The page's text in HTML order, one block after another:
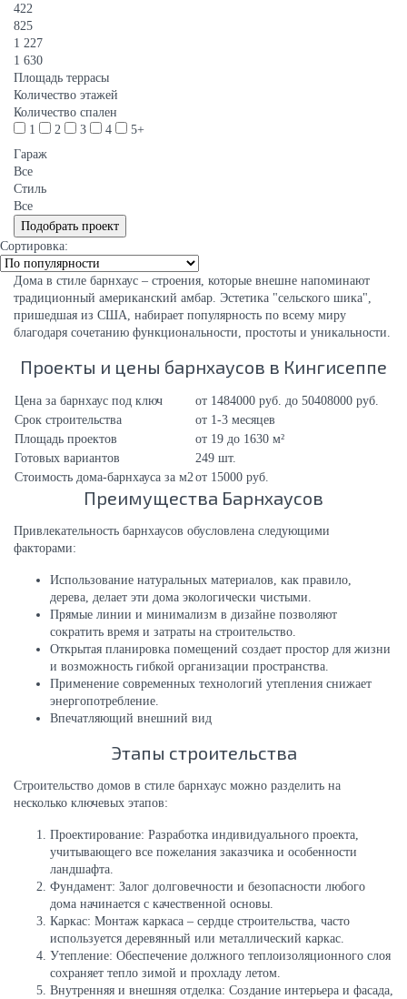
422
825
1 227
1 630
Площадь террасы
Количество этажей
Количество спален
1
2 3 4
5+
Гараж
Все
Стиль
Все
Сортировка:
Дома в стиле барнхаус – строения, которые внешне напоминают
традиционный американский амбар. Эстетика "сельского шика",
пришедшая из США, набирает популярность по всему миру
благодаря сочетанию функциональности, простоты и уникальности.
Проекты и цены барнхаусов в Кингисеппе
Цена за барнхаус под ключ
от 1484000 руб. до 50408000 руб.
Срок строительства
от 1-3 месяцев
Площадь проектов
от 19 до 1630 м²
Готовых вариантов
249 шт.
Стоимость дома-барнхауса за м2 от 15000 руб.
Преимущества Барнхаусов
Привлекательность барнхаусов обусловлена следующими
факторами:
Использование натуральных материалов, как правило,
дерева, делает эти дома экологически чистыми.
Прямые линии и минимализм в дизайне позволяют
сократить время и затраты на строительство.
Открытая планировка помещений создает простор для жизни
и возможность гибкой организации пространства.
Применение современных технологий утепления снижает
энергопотребление.
Впечатляющий внешний вид
Этапы строительства
Строительство домов в стиле барнхаус можно разделить на
несколько ключевых этапов:
Проектирование: Разработка индивидуального проекта,
учитывающего все пожелания заказчика и особенности
ландшафта.
Фундамент: Залог долговечности и безопасности любого
дома начинается с качественной основы.
Каркас: Монтаж каркаса – сердце строительства, часто
используется деревянный или металлический каркас.
Утепление: Обеспечение должного теплоизоляционного слоя
сохраняет тепло зимой и прохладу летом.
Внутренняя и внешняя отделка: Создание интерьера и фасада,